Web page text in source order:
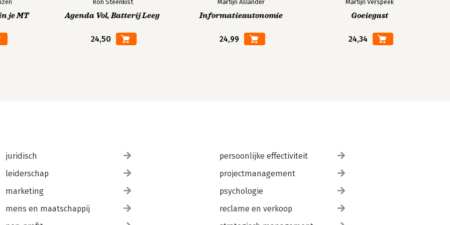
je MT
Ron Steenkist
Agenda Vol, Batterij Leeg
24,50
Martijn Aslander
Informatieautonomie
24,99
Martijn Verspeek
Goeiegast
24,34
juridisch
leiderschap
marketing
mens en maatschappij
persoonlijke effectiviteit
projectmanagement
psychologie
reclame en verkoop